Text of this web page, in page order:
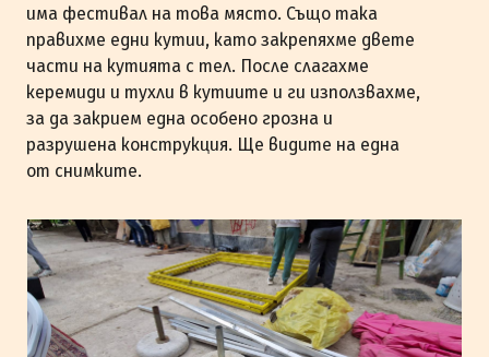
има фестивал на това място. Също така
правихме едни кутии, като закрепяхме двете
части на кутията с тел. После слагахме
керемиди и тухли в кутиите и ги използвахме,
за да закрием една особено грозна и
разрушена конструкция. Ще видите на една
от снимките.